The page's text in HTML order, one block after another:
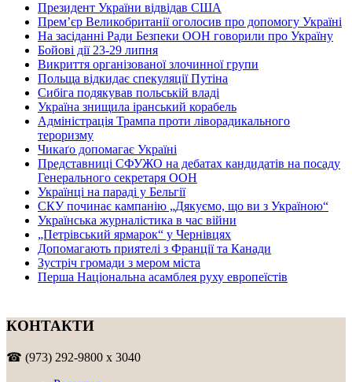
Президент України відвідав США
Прем’єр Великобританії оголосив про допомогу Україні
На засіданні Ради Безпеки ООН говорили про Україну
Бойові дії 23-29 липня
Викриття організованої злочинної групи
Польща відкидає спекуляції Путіна
Сибіга подякував польській владі
Україна знищила іранський корабель
Адміністрація Трампа проти ліворадикального
тероризму
Чикаґо допомагає Україні
Представниці СФУЖО на дебатах кандидатів на посаду
Генерального секретаря ООН
Українці на параді у Бельгії
СКУ починає кампанію „Дякуємо, що ви з Україною“
Українська журналістика в час війни
„Петрівський ярмарок“ у Чернівцях
Допомагають приятелі з Франції та Канади
Зустріч громади з мером міста
Перша Національна асамблея руху европеїстів
КОНТАКТИ
☎ (973) 292-9800 x 3040